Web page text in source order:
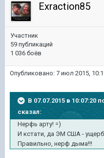
Exraction85
Участник
59 публикаций
1 036 боёв
Опубликовано: 7 июл 2015,
В 07.07.2015 в 10:07:20
сказал:
Нерфь арту! =)
И кстати, да ЭМ США -
Правильно, нерф дыма!!!